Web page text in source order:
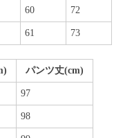
60 72
61 73
パンツ丈(cm)
97
98